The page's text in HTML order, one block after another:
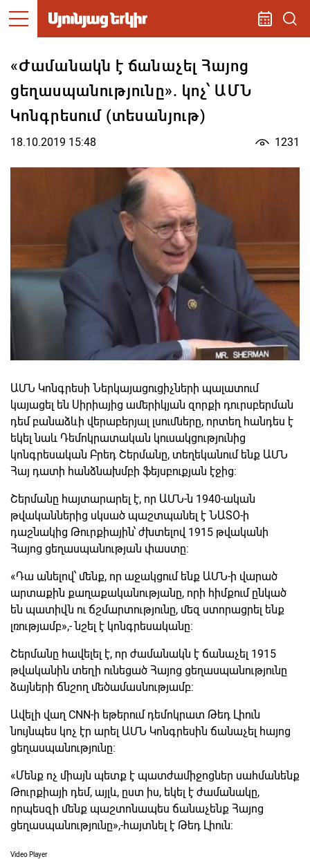
«Ժամանակն է ճանաչել Հայոց
ցեղասպանությունը». կոչ՝ ԱՄՆ
Կոնգրեսում (տեսանյութ)
18.10.2019 15:48 1231
ԱՄՆ Կոնգրեսի Ներկայացուցիչների պալատում
կայացել են Սիրիայից ամերիկյան զորքի դուրսբերման
դեմ բանաձևի վերաբերյալ լսումները, որտեղ հանդես է
եկել նաև Դեմոկրատական կուսակցությունից
կոնգրեսական Բրեդ Շերմանը, տեղեկանում ենք ԱՄՆ
Հայ դատի հանձնախմբի ֆեյսբուքյան էջից:
Շերմանը հայտարարել է, որ ԱՄՆ-ն 1940-ական
թվականներից սկսած պաշտպանել է ՆԱՏՕ-ի
դաշնակից Թուրքիային՝ ժխտելով 1915 թվականի
Հայոց ցեղասպանության փաստը:
«Դա անելով՝ մենք, որ աջակցում ենք ԱՄՆ-ի վարած
արտաքին քաղաքականությանը, որի հիմքում ընկած
են պատիվն ու ճշմարտությունը, մեզ ստորացրել ենք
լռությամբ»,-նշել է կոնգրեսականը:
Շերմանը հավելել է, որ ժամանակն է ճանաչել 1915
թվականին տեղի ունեցած Հայոց ցեղասպանությունը
ձայների ճնշող մեծամասնությամբ:
Ավելի վաղ CNN-ի եթերում դեմոկրատ Թեդ Լիուն
նույնպես կոչ էր արել ԱՄՆ Կոնգրեսին ճանաչել հայոց
ցեղասպանությունը:
«Մենք ոչ միայն պետք է պատժամիջոցներ սահմանենք
Թուրքիայի դեմ, այլև, ըստ իս, եկել է ժամանակը,
որպեսզի մենք պաշտոնապես ճանաչենք Հայոց
ցեղասպանությունը»,-հայտնել է Թեդ Լիուն:
Video Player